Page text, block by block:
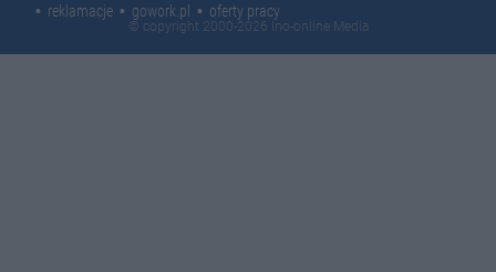
reklamacje
gowork.pl oferty pracy
© copyright 2000-2026 Ino-online Media